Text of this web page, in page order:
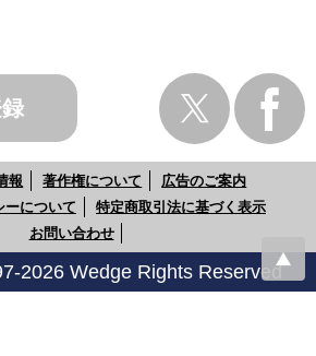
報 著作権について
広告のご案内
ーについて
特定商取引法に基づく表示
お問い合わせ
2026 Wedge Rights Reserved